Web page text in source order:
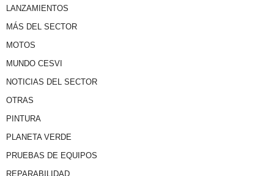
LANZAMIENTOS
MÁS DEL SECTOR
MOTOS
MUNDO CESVI
NOTICIAS DEL SECTOR
OTRAS
PINTURA
PLANETA VERDE
PRUEBAS DE EQUIPOS
REPARABILIDAD